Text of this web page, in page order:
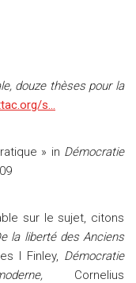
douze thèses pour la
s…
» in Démocratie
sur le sujet, citons
la liberté des Anciens
I Finley, Démocratie
Cornelius